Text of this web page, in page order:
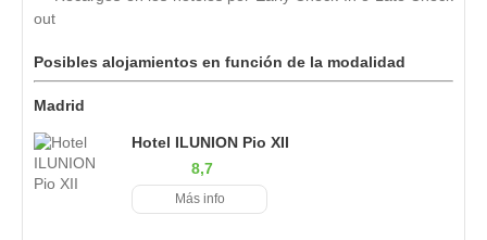
out
Posibles alojamientos en función de la modalidad
Madrid
Hotel ILUNION Pio XII
8,7
Más info